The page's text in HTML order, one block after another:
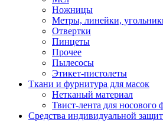
Ножницы
Метры, линейки,
Отвертки
Пинцеты
Прочее
Пылесосы
Этикет-пистолеты
Ткани и фурнитура для масок
Нетканый материал
Твист-лента для носового
Средства индивидуальной